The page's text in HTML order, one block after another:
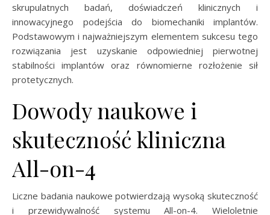
skrupulatnych badań, doświadczeń klinicznych i
innowacyjnego podejścia do biomechaniki implantów.
Podstawowym i najważniejszym elementem sukcesu tego
rozwiązania jest uzyskanie odpowiedniej pierwotnej
stabilności implantów oraz równomierne rozłożenie sił
protetycznych.
Dowody naukowe i
skuteczność kliniczna
All-on-4
Liczne badania naukowe potwierdzają wysoką skuteczność
i przewidywalność systemu All-on-4. Wieloletnie